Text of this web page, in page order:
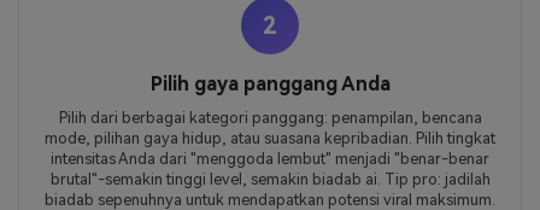
2
Pilih gaya panggang Anda
Pilih dari berbagai kategori panggang: penampilan, bencana
mode, pilihan gaya hidup, atau suasana kepribadian. Pilih tingkat
intensitas Anda dari "menggoda lembut" menjadi "benar-benar
brutal"-semakin tinggi level, semakin biadab ai. Tip pro: jadilah
biadab sepenuhnya untuk mendapatkan potensi viral maksimum.